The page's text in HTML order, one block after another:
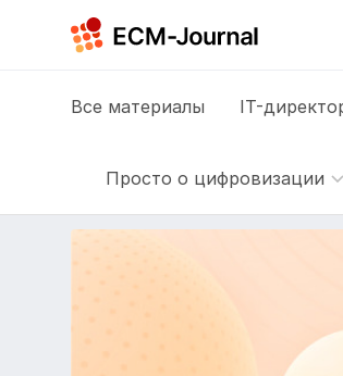
Все материалы IT-
Просто о цифровизации